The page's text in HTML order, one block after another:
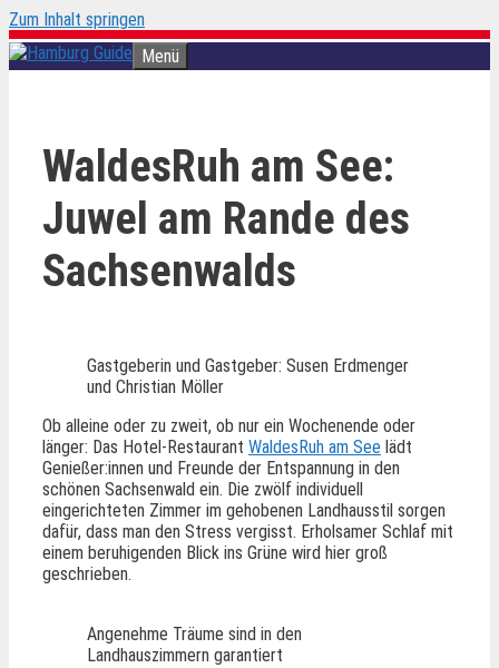
Zum Inhalt springen
Menü
WaldesRuh am See:
Juwel am Rande des
Sachsenwalds
Gastgeberin und Gastgeber: Susen Erdmenger
und Christian Möller
Ob alleine oder zu zweit, ob nur ein Wochenende oder
länger: Das Hotel-Restaurant WaldesRuh am See lädt
Genießer:innen und Freunde der Entspannung in den
schönen Sachsenwald ein. Die zwölf individuell
eingerichteten Zimmer im gehobenen Landhausstil sorgen
dafür, dass man den Stress vergisst. Erholsamer Schlaf mit
einem beruhigenden Blick ins Grüne wird hier groß
geschrieben.
Angenehme Träume sind in den
Landhauszimmern garantiert